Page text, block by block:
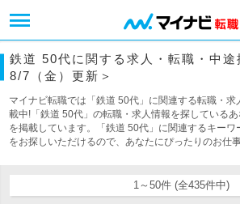
鉄道 50代に関する求人・転職・中途
8/7（金）更新＞
マイナビ転職では「鉄道 50代」に関連する転職・
載中!「鉄道 50代」の転職・求人情報を探している
を掲載しています。「鉄道 50代」に関連するキーワ
をお探しいただけるので、あなたにぴったりのお仕
1～50件 (全435件中)